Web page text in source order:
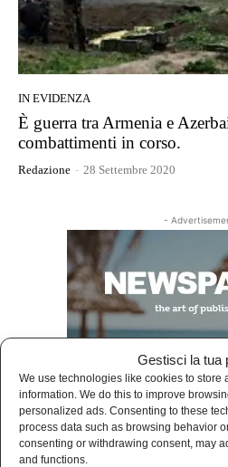
Gestisci la tua
We use technologies like cookies to store
information. We do this to improve
personalized ads. Consenting to these
process data such as browsing behavior
consenting or withdrawing consent, may
and functions.
IN EVIDENZA
È guerra tra Armenia e
combattimenti in corso.
Redazione - 28 Settembre 2020
-